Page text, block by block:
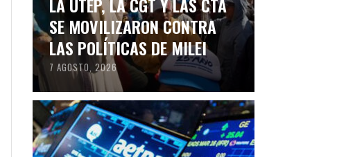
SE MOVILIZARON CONTRA
LAS POLÍTICAS DE MILEI
7 AGOSTO, 2026